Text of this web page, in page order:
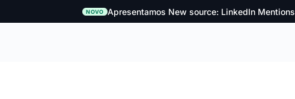
NOVO Apresentamos New source: LinkedIn Mentions